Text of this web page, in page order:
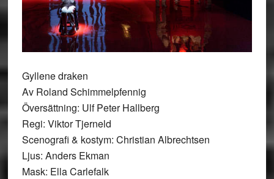
Gyllene draken
Av Roland Schimmelpfennig
Översättning: Ulf Peter Hallberg
Regi: Viktor Tjerneld
Scenografi & kostym: Christian Albrechtsen
Ljus: Anders Ekman
Mask: Ella Carlefalk